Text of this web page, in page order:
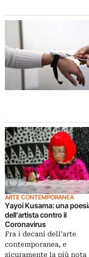
ARTE CONTEMPORANEA
Yayoi Kusama: una
dell’artista contro il
Coronavirus
Fra i decani dell’arte
contemporanea, e
sicuramente la più nota